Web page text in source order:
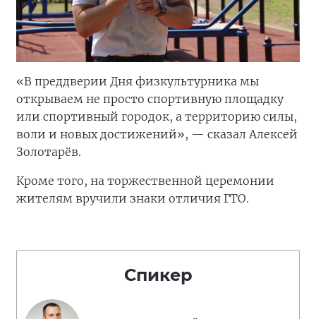
«В преддверии Дня физкультурника мы
открываем не просто спортивную площадку
или спортивный городок, а территорию силы,
воли и новых достижений», — сказал Алексей
Золотарёв.
Кроме того, на торжественной церемонии
жителям вручили знаки отличия ГТО.
Спикер